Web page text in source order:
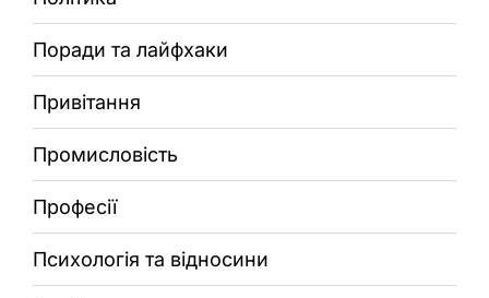
Поради та лайфхаки
Привітання
Промисловість
Професії
Психологія та відносини